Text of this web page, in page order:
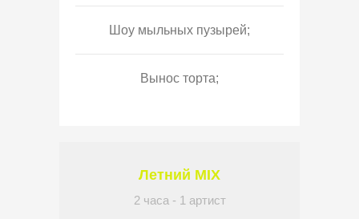
Шоу мыльных пузырей;
Вынос торта;
Летний MIX
2 часа - 1 артист